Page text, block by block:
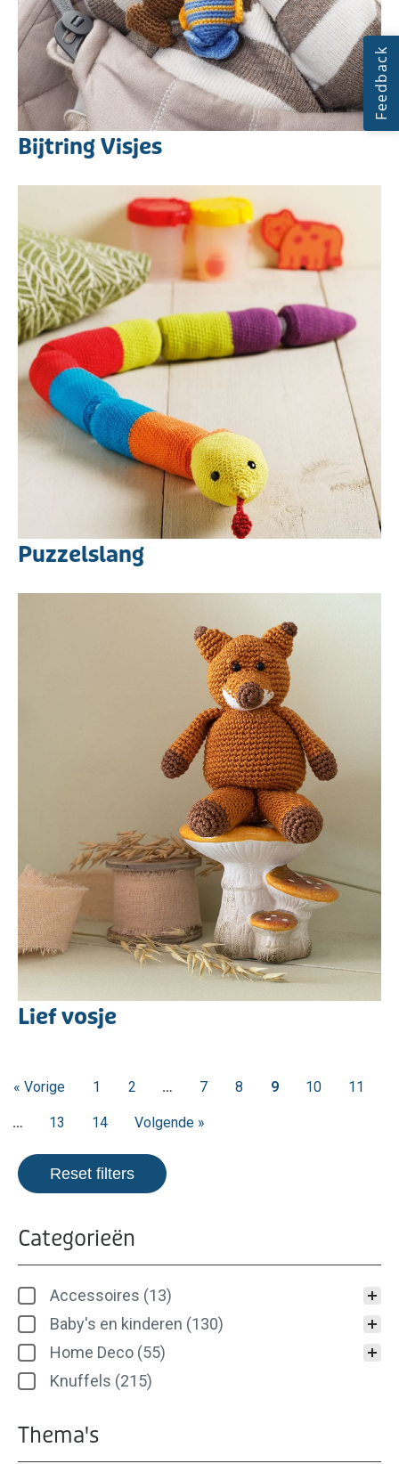
Reset filters
Categorieën
Categorieën
Accessoires (13)
Baby's en kinderen (130)
Home Deco (55)
Knuffels (215)
Thema's
Bijtring Visjes
Puzzelslang
Lief vosje
« Vorige 1 2 … 7 8 9 10 11
… 13 14 Volgende »